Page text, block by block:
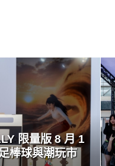
限量版 8 月 1
棒球與潮玩市